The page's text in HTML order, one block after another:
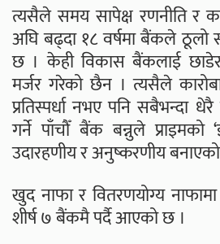
त्यसैले समय सापेक्ष रणनीति र
अघि बढ्दा १८ वर्षमा बैंकले
छ । केही विकास बैंकलाई
मर्जर गरेको छैन । त्यसैले
प्रतिस्पर्धा नभए पनि सबैभन्दा
गर्ने पाँचौँ बैंक बन्नुले प्राइमको
उदारहणीय र अनुष्करणीय
खुद नाफा र वितरणयोग्य
शीर्ष ७ बैंकमै पर्दै आएको छ ।